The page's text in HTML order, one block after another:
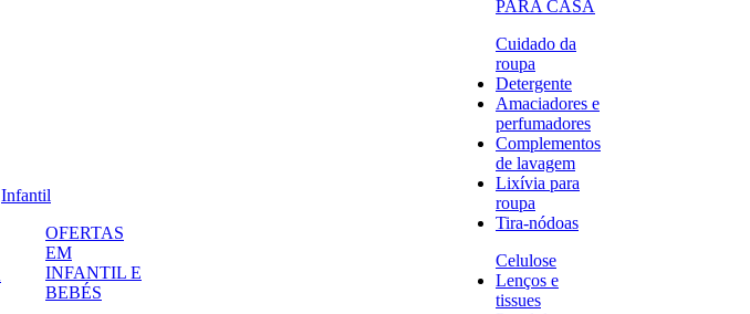
Infantil
OFERTAS
EM
INFANTIL E
BEBÉS
PARA CASA
Cuidado da
roupa
Detergente
Amaciadores e
perfumadores
Complementos
de lavagem
Lixívia para
roupa
Tira-nódoas
Celulose
Lenços e
tissues